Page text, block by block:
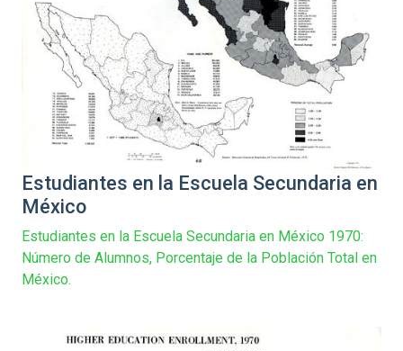
Estudiantes en la Escuela Secundaria en
México
Estudiantes en la Escuela Secundaria en México 1970:
Número de Alumnos, Porcentaje de la Población Total en
México.